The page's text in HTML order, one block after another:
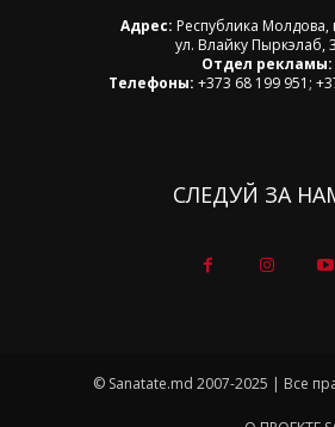
Адрес: Республика Молдова,
ул. Влайку Пыркэлаб,
Отдел рекламы:
Телефоны: +373 68 199 951;
СЛЕДУЙ ЗА
© Sanatate.md 2007-2025 | Все